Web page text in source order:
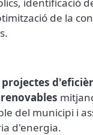
de la
del municipi i
d'energia.